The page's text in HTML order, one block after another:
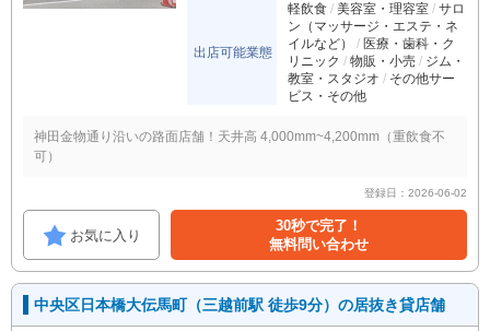
出店可能業態
軽飲食 美容室・理容室
サロ
ン（マッサージ・エステ・ネ
イルなど）
医療・歯科・ク
リニック
物販・小売
ジム・
教室・スタジオ
その他サー
ビス・その他
神田金物通り沿いの路面店舗！天井高 4,000mm~4,200mm（重飲食不
可）
登録日：2026-06-02
お気に入り
30秒で完了！
無料問い合わせ
中央区日本橋大伝馬町（三越前駅 徒歩9分）の居抜き貸店舗